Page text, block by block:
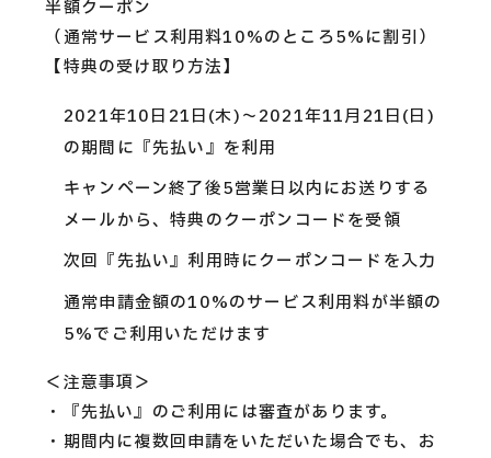
半額クーポン
（通常サービス利用料10%のところ5%に割引）
【特典の受け取り方法】
2021年10日21日(木)〜2021年11月21日(日)
の期間に『先払い』を利用
キャンペーン終了後5営業日以内にお送りする
メールから、特典のクーポンコードを受領
次回『先払い』利用時にクーポンコードを入力
通常申請金額の10%のサービス利用料が半額の
5%でご利用いただけます
＜注意事項＞
・『先払い』のご利用には審査があります。
・期間内に複数回申請をいただいた場合でも、お